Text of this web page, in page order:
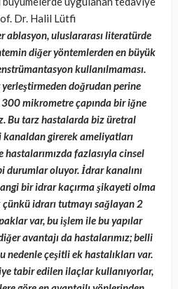
Dr. Halil Lütfi
ablasyon, uluslararası literatürde
diğer yöntemlerden en büyük
kullanılmaması.
doğrudan perine
mikrometre çapında bir iğne
Bu tarz hastalarda biz üretral
girerek ameliyatları
fazlasıyla cinsel
durumlar oluyor. İdrar kanalını
bir idrar kaçırma şikayeti olma
idrarı tutmayı sağlayan 2
var, bu işlem ile bu yapılar
avantajı da hastalarımız; belli
nedenle çeşitli ek hastalıkları var.
tabir edilen ilaçlar kullanıyorlar,